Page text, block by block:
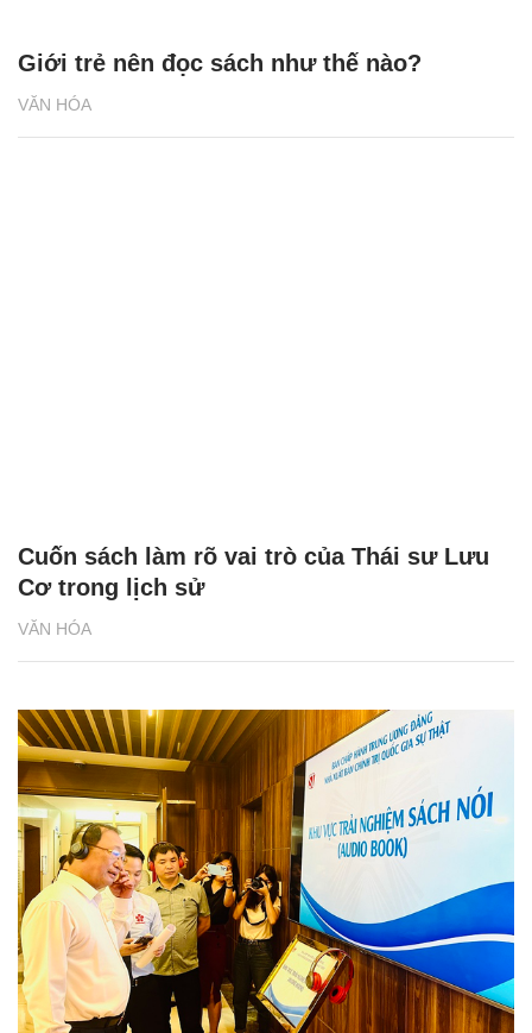
VĂN HÓA
Giới trẻ nên đọc sách như thế nào?
VĂN HÓA
Cuốn sách làm rõ vai trò của Thái sư Lưu
Cơ trong lịch sử